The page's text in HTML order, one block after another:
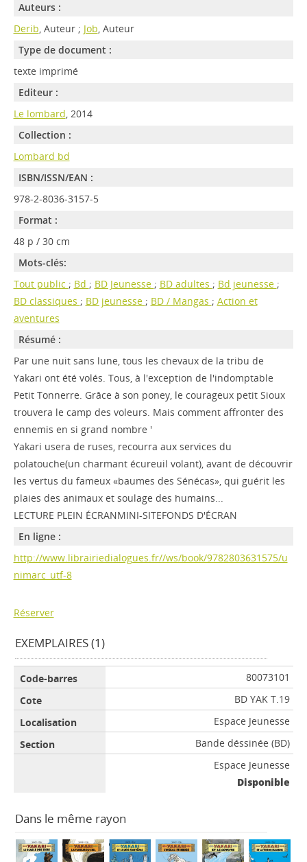
Auteurs :
Derib, Auteur ; Job, Auteur
Type de document :
texte imprimé
Editeur :
Le lombard, 2014
Collection :
Lombard bd
ISBN/ISSN/EAN :
978-2-8036-3157-5
Format :
48 p / 30 cm
Mots-clés:
Tout public ; Bd ; BD Jeunesse ; BD adultes ; Bd jeunesse ;
BD classiques ; BD jeunesse ; BD / Mangas ; Action et
aventures
Résumé :
Par une nuit sans lune, tous les chevaux de la tribu de
Yakari ont été volés. Tous, à l'exception de l'indomptable
Petit Tonnerre. Grâce à son poney, le courageux petit Sioux
trouvera le camp des voleurs. Mais comment affronter des
ennemis en si grand nombre '
Yakari usera de ruses, recourra aux services du
polatouche(un charmant écureuil volant), avant de découvrir
les vertus du fameux «baumes des Sénécas», qui guérit les
plaies des animaux et soulage des humains...
LECTURE PLEIN ÉCRANMINI-SITEFONDS D'ÉCRAN
En ligne :
http://www.librairiedialogues.fr//ws/book/9782803631575/u
nimarc_utf-8
Réserver
EXEMPLAIRES (1)
80073101
BD YAK T.19
Espace Jeunesse
Bande déssinée (BD)
Espace Jeunesse
Disponible
Dans le même rayon